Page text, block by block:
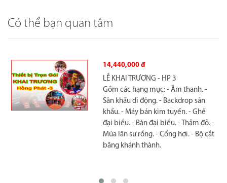
Có thể bạn quan tâm
11,240,000 đ
LỄ KHAI TRƯƠNG - HP 2
Gồm các hạng mục: - Âm thanh. -
Sân khấu di động. - Backdrop sân
khấu. - Cổng bong bóng - Ghế đại
biểu. - Thảm đỏ sự kiện. - Múa lân sư
rồng.